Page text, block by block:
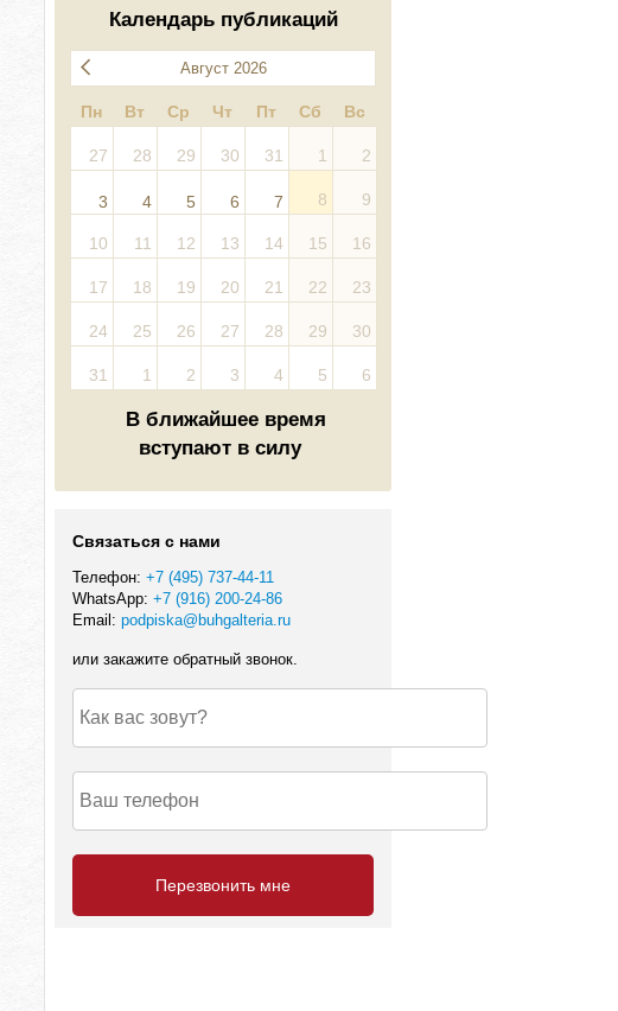
Календарь публикаций
Август 2026
Пн Вт Ср Чт Пт Сб Вс
27 28 29 30 31 1 2
3 4 5 6 7 8 9
10 11 12 13 14 15 16
17 18 19 20 21 22 23
24 25 26 27 28 29 30
31 1 2 3 4 5 6
В ближайшее время
вступают в силу
Связаться с нами
Телефон: +7 (495) 737-44-11
WhatsApp: +7 (916) 200-24-86
Email: podpiska@buhgalteria.ru
или закажите обратный звонок.